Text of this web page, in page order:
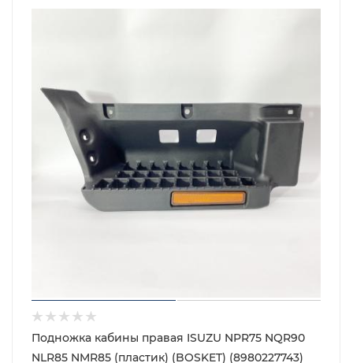
Подножка кабины правая ISUZU NPR75 NQR90
NLR85 NMR85 (пластик) (BOSKET) (8980227743)